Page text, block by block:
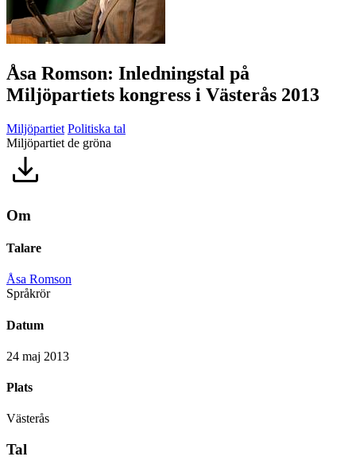
Åsa Romson: Inledningstal på
Miljöpartiets kongress i Västerås 2013
Miljöpartiet Politiska tal
Miljöpartiet de gröna
Om
Talare
Åsa Romson
Språkrör
Datum
24 maj 2013
Plats
Västerås
Tal